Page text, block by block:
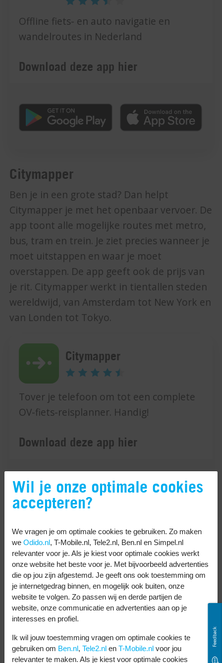
Offline fiets- en auto navigatie en
wandelroutes in Nederland
Download deze app hier
Citymapper
Ben je in een grote stad? Dan helpt
Citymapper je met het openbaar vervoer. De
app toont alle mogelijke routes met metro,
bus, tram en trein. Je ziet precies wanneer je
moet uitstappen en waar je moet
overstappen. De app geeft ook de prijs van
je rit. Citymapper werkt in tientallen steden
wereldwijd, van Amsterdam tot New York en
van Londen tot Tokyo.
Citymapper
Tover je telefoon om tot een complete
OV-fiets-reisplanner. Handig!
Download deze app hier
Moovit
Moovit kun je zien als de internationale
versie van 9292. De app helpt je met
openbaar vervoer in meer dan drieduizend
steden wereldwijd. Je voert je bestemming in
en Moovit toont de beste route. De app
geeft actuele updates over vertragingen en
Feedback
Wil je onze optimale cookies
accepteren?
We vragen je om optimale cookies te gebruiken. Zo maken
we Odido.nl, T-Mobile.nl, Tele2.nl, Ben.nl en Simpel.nl
relevanter voor je. Als je kiest voor optimale cookies werkt
onze website het beste voor je. Met bijvoorbeeld advertenties
die op jou zijn afgestemd. Je geeft ons ook toestemming om
je internetgedrag binnen, en mogelijk ook buiten, onze
website te volgen. Zo passen wij en derde partijen de
website, onze communicatie en advertenties aan op je
interesses en profiel.
Ik wil jouw toestemming vragen om optimale cookies te
gebruiken om Ben.nl, Tele2.nl en T-Mobile.nl voor jou
relevanter te maken. Als je kiest voor optimale cookies